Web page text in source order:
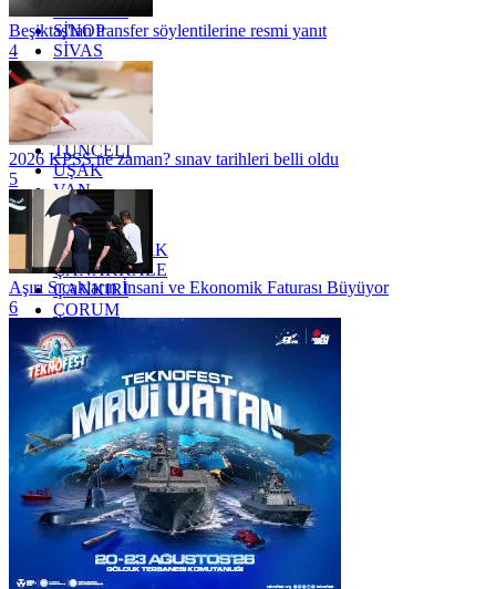
SİNOP
SİVAS
SİİRT
TEKİRDAĞ
TOKAT
TRABZON
TUNCELİ
UŞAK
VAN
YALOVA
YOZGAT
ZONGULDAK
ÇANAKKALE
ÇANKIRI
ÇORUM
İSTANBUL
İZMİR
ŞANLIURFA
ŞIRNAK
Beşiktaş'tan transfer söylentilerine resmi yanıt
4
2026 KPSS ne zaman? sınav tarihleri belli oldu
5
Aşırı Sıcakların İnsani ve Ekonomik Faturası Büyüyor
6